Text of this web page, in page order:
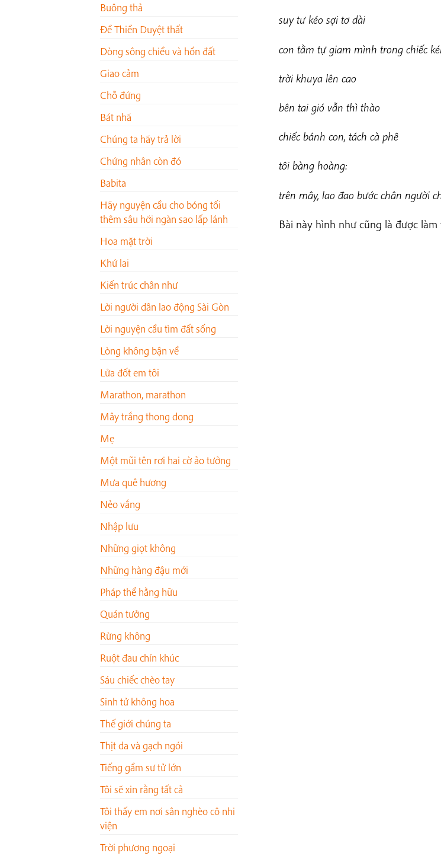
Buông thả
Đề Thiền Duyệt thất
Dòng sông chiều và hồn đất
Giao cảm
Chỗ đứng
Bát nhã
Chúng ta hãy trả lời
Chứng nhân còn đó
Babita
Hãy nguyện cầu cho bóng tối
thêm sâu hỡi ngàn sao lấp lánh
Hoa mặt trời
Khứ lai
Kiến trúc chân như
Lời người dân lao động Sài Gòn
Lời nguyện cầu tìm đất sống
Lòng không bận về
Lửa đốt em tôi
Marathon, marathon
Mây trắng thong dong
Mẹ
Một mũi tên rơi hai cờ ảo tưởng
Mưa quê hương
Nẻo vắng
Nhập lưu
Những giọt không
Những hàng đậu mới
Pháp thể hằng hữu
Quán tưởng
Rừng không
Ruột đau chín khúc
Sáu chiếc chèo tay
Sinh tử không hoa
Thế giới chúng ta
Thịt da và gạch ngói
Tiếng gầm sư tử lớn
Tôi sẽ xin rằng tất cả
Tôi thấy em nơi sân nghèo cô nhi
viện
Trời phương ngoại
suy tư kéo sợi tơ dài
con tằm tự giam mình trong chiếc
trời khuya lên cao
bên tai gió vẫn thì thào
chiếc bánh con, tách cà phê
tôi bàng hoàng:
trên mây, lao đao bước chân người
Bài này hình như cũng là được